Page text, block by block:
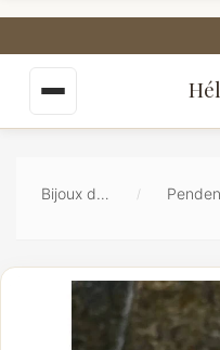
principal
Livraison
Bijoux de Lithothérapie